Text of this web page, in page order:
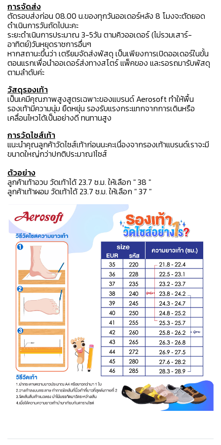
การจัดส่ง
ตัดรอบส่งก่อน 08.00 น.ของทุกวันออเดอร์หลัง 8 โมงจะตัดยอด
ดำเนินการวันถัดไปนะคะ
ระยะดำเนินการประมาณ 3-5วัน ตามคิวออเดอร์ (ไม่รวมเสาร์-
อาทิตย์)วันหยุดราชการอื่นๆ
หากสถานะขึ้นว่า เตรียมจัดส่งพัสดุ เป็นเพียงการเปิดออเดอร์ในขั้น
ตอนแรกเพื่อนำออเดอร์ส่งทางสโตร์ แพ็คของ และรอรถมารับพัสดุ
ตามลำดับค่ะ
วัสดุรองเท้า
เป็นเคมีคุณภาพสูงสูตรเฉพาะของแบรนด์ Aerosoft ทำให้พื้น
รองเท้ามีความนุ่ม ยืดหยุ่น รองรับแรงกระแทกจากการเดินหรือ
เคลื่อนไหวได้เป็นอย่างดี ทนทานสูง
การวัดไซส์เท้า
แนะนำคุณลูกค้าวัดไซส์เท้าก่อนนะคะเนื่องจากรองเท้าแบรนด์เราจะมี
ขนาดใหญ่กว่าปกติประมาณ1ไซส์
ตัวอย่าง
ลูกค้าเท้าอวบ วัดเท้าได้ 23.7 ซ.ม. ให้เลือก " 38 "
ลูกค้าเท้าผอม วัดเท้าได้ 23.7 ซ.ม. ให้เลือก " 37 "